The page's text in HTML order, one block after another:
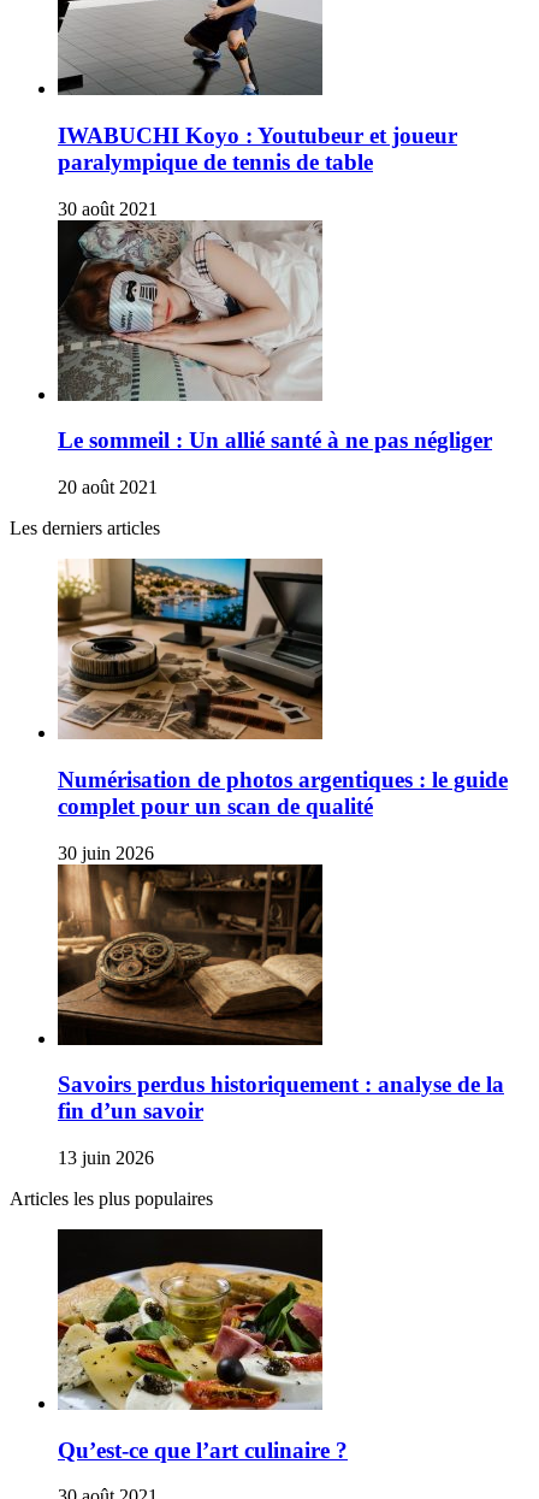
IWABUCHI Koyo : Youtubeur et joueur
paralympique de tennis de table
30 août 2021
Le sommeil : Un allié santé à ne pas négliger
20 août 2021
Les derniers articles
Numérisation de photos argentiques : le guide
complet pour un scan de qualité
30 juin 2026
Savoirs perdus historiquement : analyse de la
fin d’un savoir
13 juin 2026
Articles les plus populaires
Qu’est-ce que l’art culinaire ?